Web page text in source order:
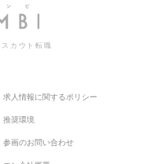
トの新築意匠設計】の求人情報
カウト転職
求人情報に関するポリシー
推奨環境
参画のお問い合わせ